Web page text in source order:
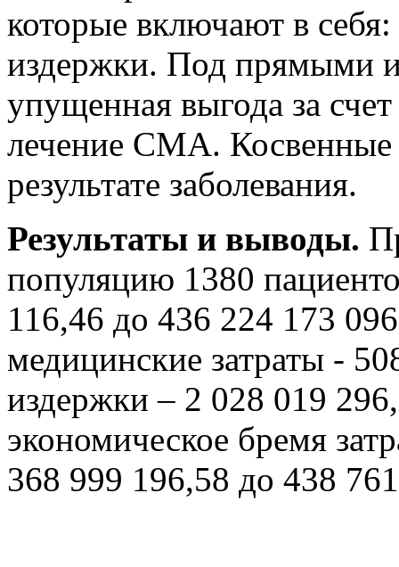
которые включают в
издержки. Под прямыми
упущенная выгода за
лечение СМА. Косвенные
результате заболевания.
Результаты и выводы.
популяцию 1380
116,46 до 436 224 173
медицинские затраты -
издержки – 2 028 019
экономическое бремя
368 999 196,58 до 438